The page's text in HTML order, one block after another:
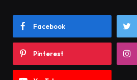
Facebook
Pinterest